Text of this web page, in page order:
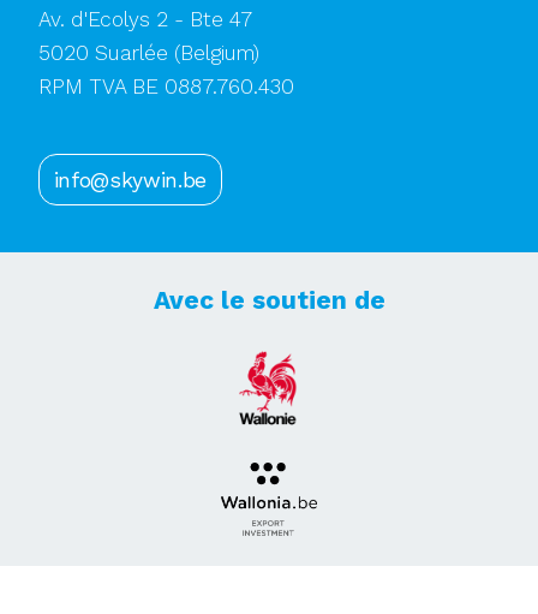
Av. d'Ecolys 2 - Bte 47
5020 Suarlée (Belgium)
RPM TVA BE 0887.760.430
info@skywin.be
Avec le soutien de